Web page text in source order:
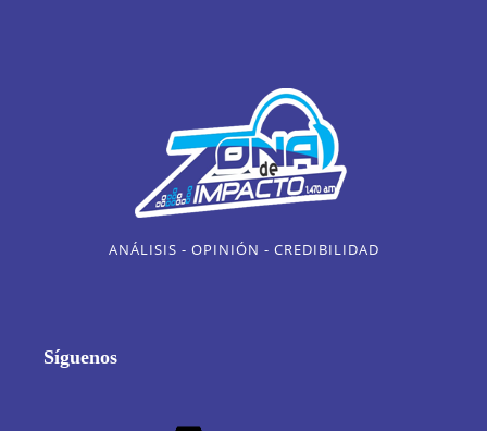
ANÁLISIS - OPINIÓN - CREDIBILIDAD
Síguenos